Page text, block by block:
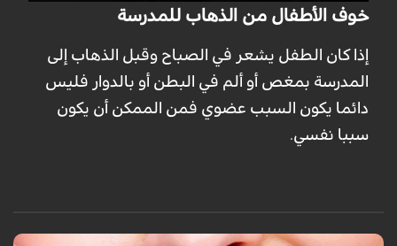
خوف الأطفال من الذهاب للمدرسة
إذا كان الطفل يشعر في الصباح وقبل الذهاب إلى
المدرسة بمغص أو ألم في البطن أو بالدوار فليس
دائما يكون السبب عضوي فمن الممكن أن يكون
سببا نفسي.